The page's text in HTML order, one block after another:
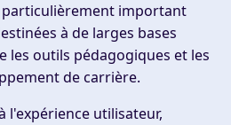
important
à de larges bases
les outils pédagogiques et les
de carrière.
l'expérience utilisateur,